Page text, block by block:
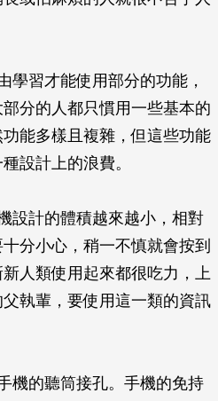
學習才能使用部分的功能，
分的人都只慣用一些基本的
能多樣且複雜，但這些功能
設計上的浪費。
設計的體積越來越小，相對
分小心，稍一不慎就會按到
人類使用起來都很吃力，上
執輩，要使用這一類的資訊
機的聽筒接孔。手機的免持